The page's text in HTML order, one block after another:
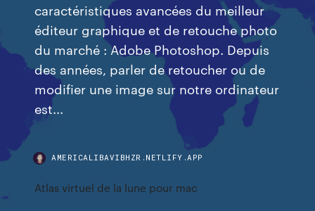
caractéristiques avancées du meilleur
éditeur graphique et de retouche photo
du marché : Adobe Photoshop. Depuis
des années, parler de retoucher ou de
modifier une image sur notre ordinateur
est...
AMERICALIBAVIBHZR.NETLIFY.APP
Atlas virtuel de la lune pour mac